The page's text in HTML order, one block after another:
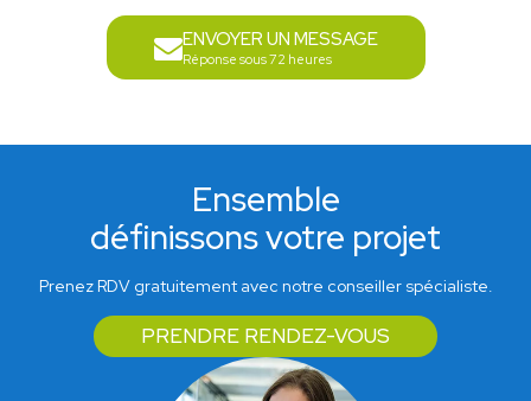
ENVOYER UN MESSAGE
Réponse sous 72 heures
Ensemble
définissons votre projet
Prenez RDV gratuitement avec notre conseiller spécialiste.
PRENDRE RENDEZ-VOUS